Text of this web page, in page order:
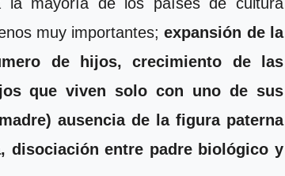
muy importantes;expansión de la
de hijos, crecimiento de
las
que viven solo con uno de sus
ausencia de la figura paterna
disociación entre padre biológico y